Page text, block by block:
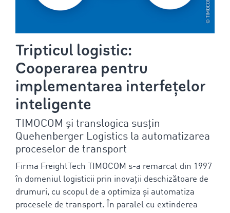
Tripticul logistic:
Cooperarea pentru
implementarea interfețelor
inteligente
TIMOCOM și translogica susțin
Quehenberger Logistics la automatizarea
proceselor de transport
Firma FreightTech TIMOCOM s-a remarcat din 1997
în domeniul logisticii prin inovații deschizătoare de
drumuri, cu scopul de a optimiza și automatiza
procesele de transport. În paralel cu extinderea